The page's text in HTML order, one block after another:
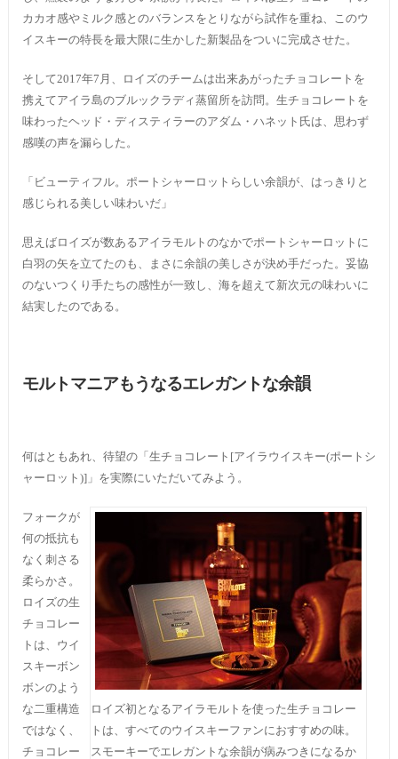
カカオ感やミルク感とのバランスをとりながら試作を重ね、このウ
イスキーの特長を最大限に生かした新製品をついに完成させた。
そして2017年7月、ロイズのチームは出来あがったチョコレートを
携えてアイラ島のブルックラディ蒸留所を訪問。生チョコレートを
味わったヘッド・ディスティラーのアダム・ハネット氏は、思わず
感嘆の声を漏らした。
「ビューティフル。ポートシャーロットらしい余韻が、はっきりと
感じられる美しい味わいだ」
思えばロイズが数あるアイラモルトのなかでポートシャーロットに
白羽の矢を立てたのも、まさに余韻の美しさが決め手だった。妥協
のないつくり手たちの感性が一致し、海を超えて新次元の味わいに
結実したのである。
モルトマニアもうなるエレガントな余韻
何はともあれ、待望の「生チョコレート[アイラウイスキー(ポートシ
ャーロット)]」を実際にいただいてみよう。
ロイズ初となるアイラモルトを使った生チョコレー
トは、すべてのウイスキーファンにおすすめの味。
スモーキーでエレガントな余韻が病みつきになるか
フォークが
何の抵抗も
なく刺さる
柔らかさ。
ロイズの生
チョコレー
トは、ウイ
スキーボン
ボンのよう
な二重構造
ではなく、
チョコレー